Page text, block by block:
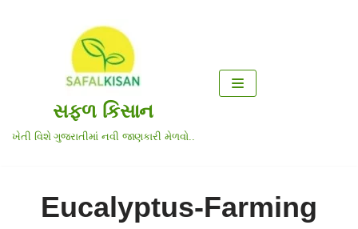
સફળ કિસાન
ખેતી વિશે ગુજરાતીમાં નવી જાણકારી મેળવો..
Eucalyptus-Farming